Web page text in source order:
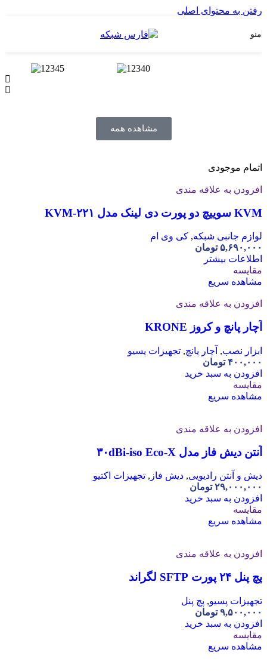
رفتن به محتوای اصلی
منو
مشاهده همه
اتمام موجودی
افزودن به علاقه مندی
KVM سوییچ دو پورت دی لینک مدل KVM-۲۲۱
لوازم جانبی شبکه, کی وی ام
۵,۶۹۰,۰۰۰ تومان
اطلاعات بیشتر
مقایسه
مشاهده سریع
افزودن به علاقه مندی
آچار پانچ و کروز KRONE
ابزار نصب, آچار پانچ, تجهیزات پسیو
۴۰۰,۰۰۰ تومان
افزودن به سبد خرید
مقایسه
مشاهده سریع
افزودن به علاقه مندی
آنتن دیش فاز مدل ۳۰dBi-iso Eco-X
دیش و آنتن رادیویی, دیش فاز , تجهیزات اکتیو
۲۹,۰۰۰,۰۰۰ تومان
افزودن به سبد خرید
مقایسه
مشاهده سریع
افزودن به علاقه مندی
پچ پنل ۲۴ پورت SFTP لگراند
تجهیزات پسیو, پچ پنل
۹,۵۰۰,۰۰۰ تومان
افزودن به سبد خرید
مقایسه
مشاهده سریع